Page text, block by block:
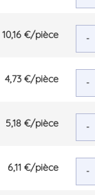
10,16 €/pièce -
4,73 €/pièce -
5,18 €/pièce -
6,11 €/pièce -